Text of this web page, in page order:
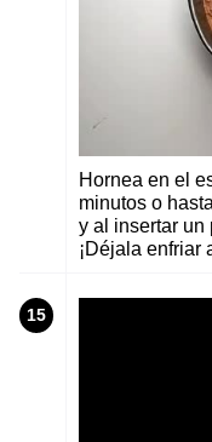
Hornea en el
minutos o
y al insertar un
¡Déjala enfriar
15